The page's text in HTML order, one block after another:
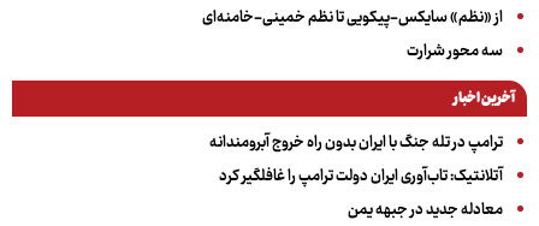
از «نظم» سایکس-پیکویی تا نظم خمینی-خامنه‌ای
سه‌ محور شرارت
آخرین اخبار
ترامپ در تله جنگ با ایران بدون راه خروج آبرومندانه
آتلانتیک: تاب‌آوری ایران دولت ترامپ را غافلگیر کرد
معادله جدید در جبهه یمن